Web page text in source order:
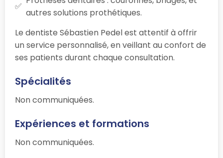
autres solutions prothétiques.
Le dentiste Sébastien Pedel est attentif à offrir
un service personnalisé, en veillant au confort de
ses patients durant chaque consultation.
Spécialités
Non communiquées.
Expériences et formations
Non communiquées.